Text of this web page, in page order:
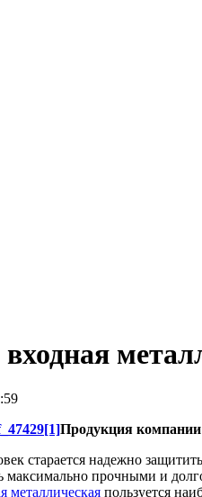
Продукция
старается надежно
прочными и
металлическая пользуется